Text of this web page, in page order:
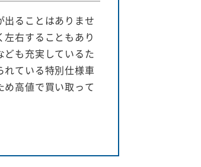
ることはありませ
右することもあり
も充実しているた
れている特別仕様車
高値で買い取って